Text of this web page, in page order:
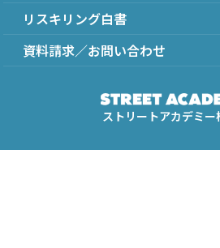
リスキリング白書
資料請求／お問い合わせ
ストリートアカデミー